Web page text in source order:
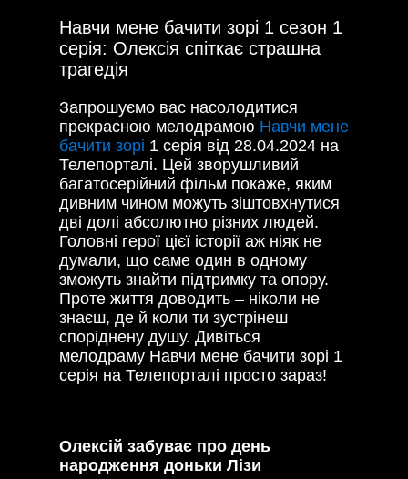
Навчи мене бачити зорі 1 сезон 1
серія: Олексія спіткає страшна
трагедія
Запрошуємо вас насолодитися
прекрасною мелодрамою Навчи мене
бачити зорі 1 серія від 28.04.2024 на
Телепорталі. Цей зворушливий
багатосерійний фільм покаже, яким
дивним чином можуть зіштовхнутися
дві долі абсолютно різних людей.
Головні герої цієї історії аж ніяк не
думали, що саме один в одному
зможуть знайти підтримку та опору.
Проте життя доводить – ніколи не
знаєш, де й коли ти зустрінеш
споріднену душу. Дивіться
мелодраму Навчи мене бачити зорі 1
серія на Телепорталі просто зараз!
Олексій забуває про день
народження доньки Лізи